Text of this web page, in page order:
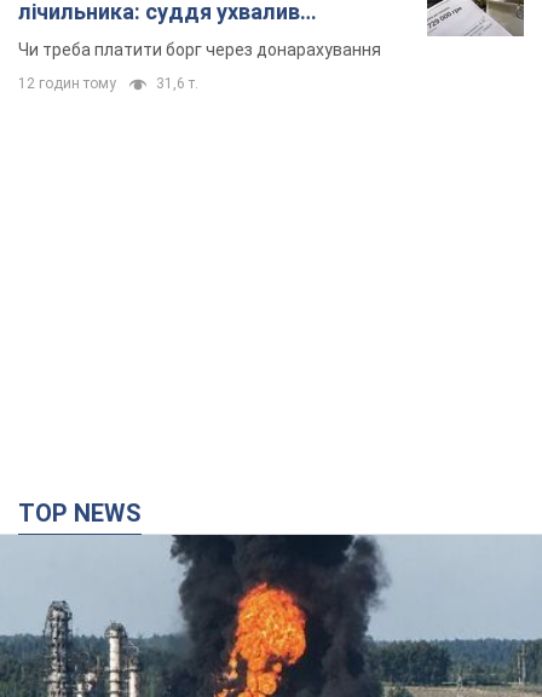
лічильника: суддя ухвалив
неочікуване рішення
Чи треба платити борг через донарахування
12 годин тому 31,6 т.
TOP NEWS